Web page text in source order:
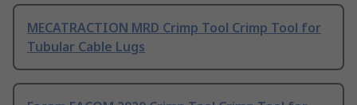
MECATRACTION MRD Crimp Tool Crimp Tool for
Tubular Cable Lugs